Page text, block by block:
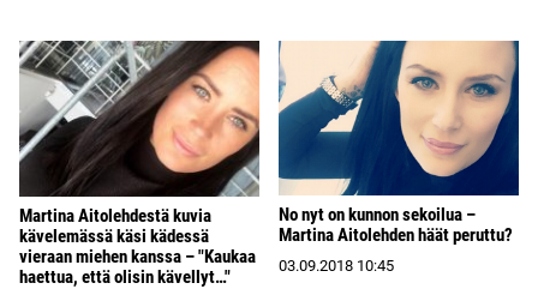
Martina Aitolehdestä kuvia
kävelemässä käsi kädessä
vieraan miehen kanssa – "Kaukaa
haettua, että olisin kävellyt…"
No nyt on kunnon sekoilua –
Martina Aitolehden häät peruttu?
03.09.2018 10:45